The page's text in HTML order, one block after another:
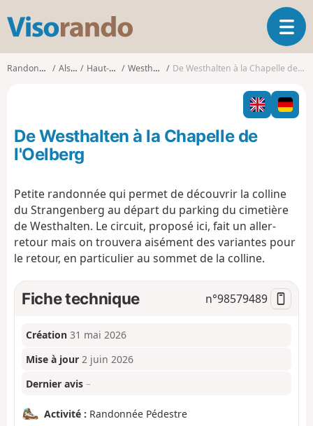
s
o
o
O
u
i
r
l
g
t
n
Randonnées Alsace Haut-Rhin Westhalten De Westhalten à la Chapelle de l'Oelberg
De Westhalten à la Chapelle de
l'Oelberg
Petite randonnée qui permet de découvrir la colline
du Strangenberg au départ du parking du cimetière
de Westhalten. Le circuit, proposé ici, fait un aller-
retour mais on trouvera aisément des variantes pour
le retour, en particulier au sommet de la colline.
Fiche technique n°98579489
Création 31 mai 2026
Mise à jour 2 juin 2026
Dernier avis –
Activité : Randonnée Pédestre